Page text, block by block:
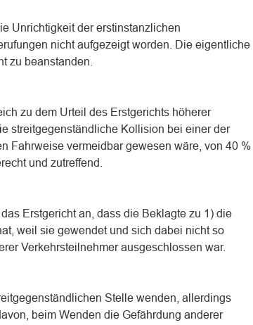
Unrichtigkeit der erstinstanzlichen
nicht aufgezeigt worden. Die eigentliche
zu beanstanden.
zu dem Urteil des Erstgerichts höherer
streitgegenständliche Kollision bei einer der
Fahrweise vermeidbar gewesen wäre, von 40 %
und zutreffend.
Erstgericht an, dass die Beklagte zu 1) die
weil sie gewendet und sich dabei nicht so
Verkehrsteilnehmer ausgeschlossen war.
Stelle wenden, allerdings
beim Wenden die Gefährdung anderer